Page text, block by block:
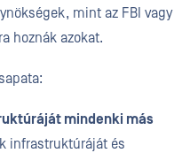
mint az FBI vagy
hoznák azokat.
mindenki más
infrastruktúráját és